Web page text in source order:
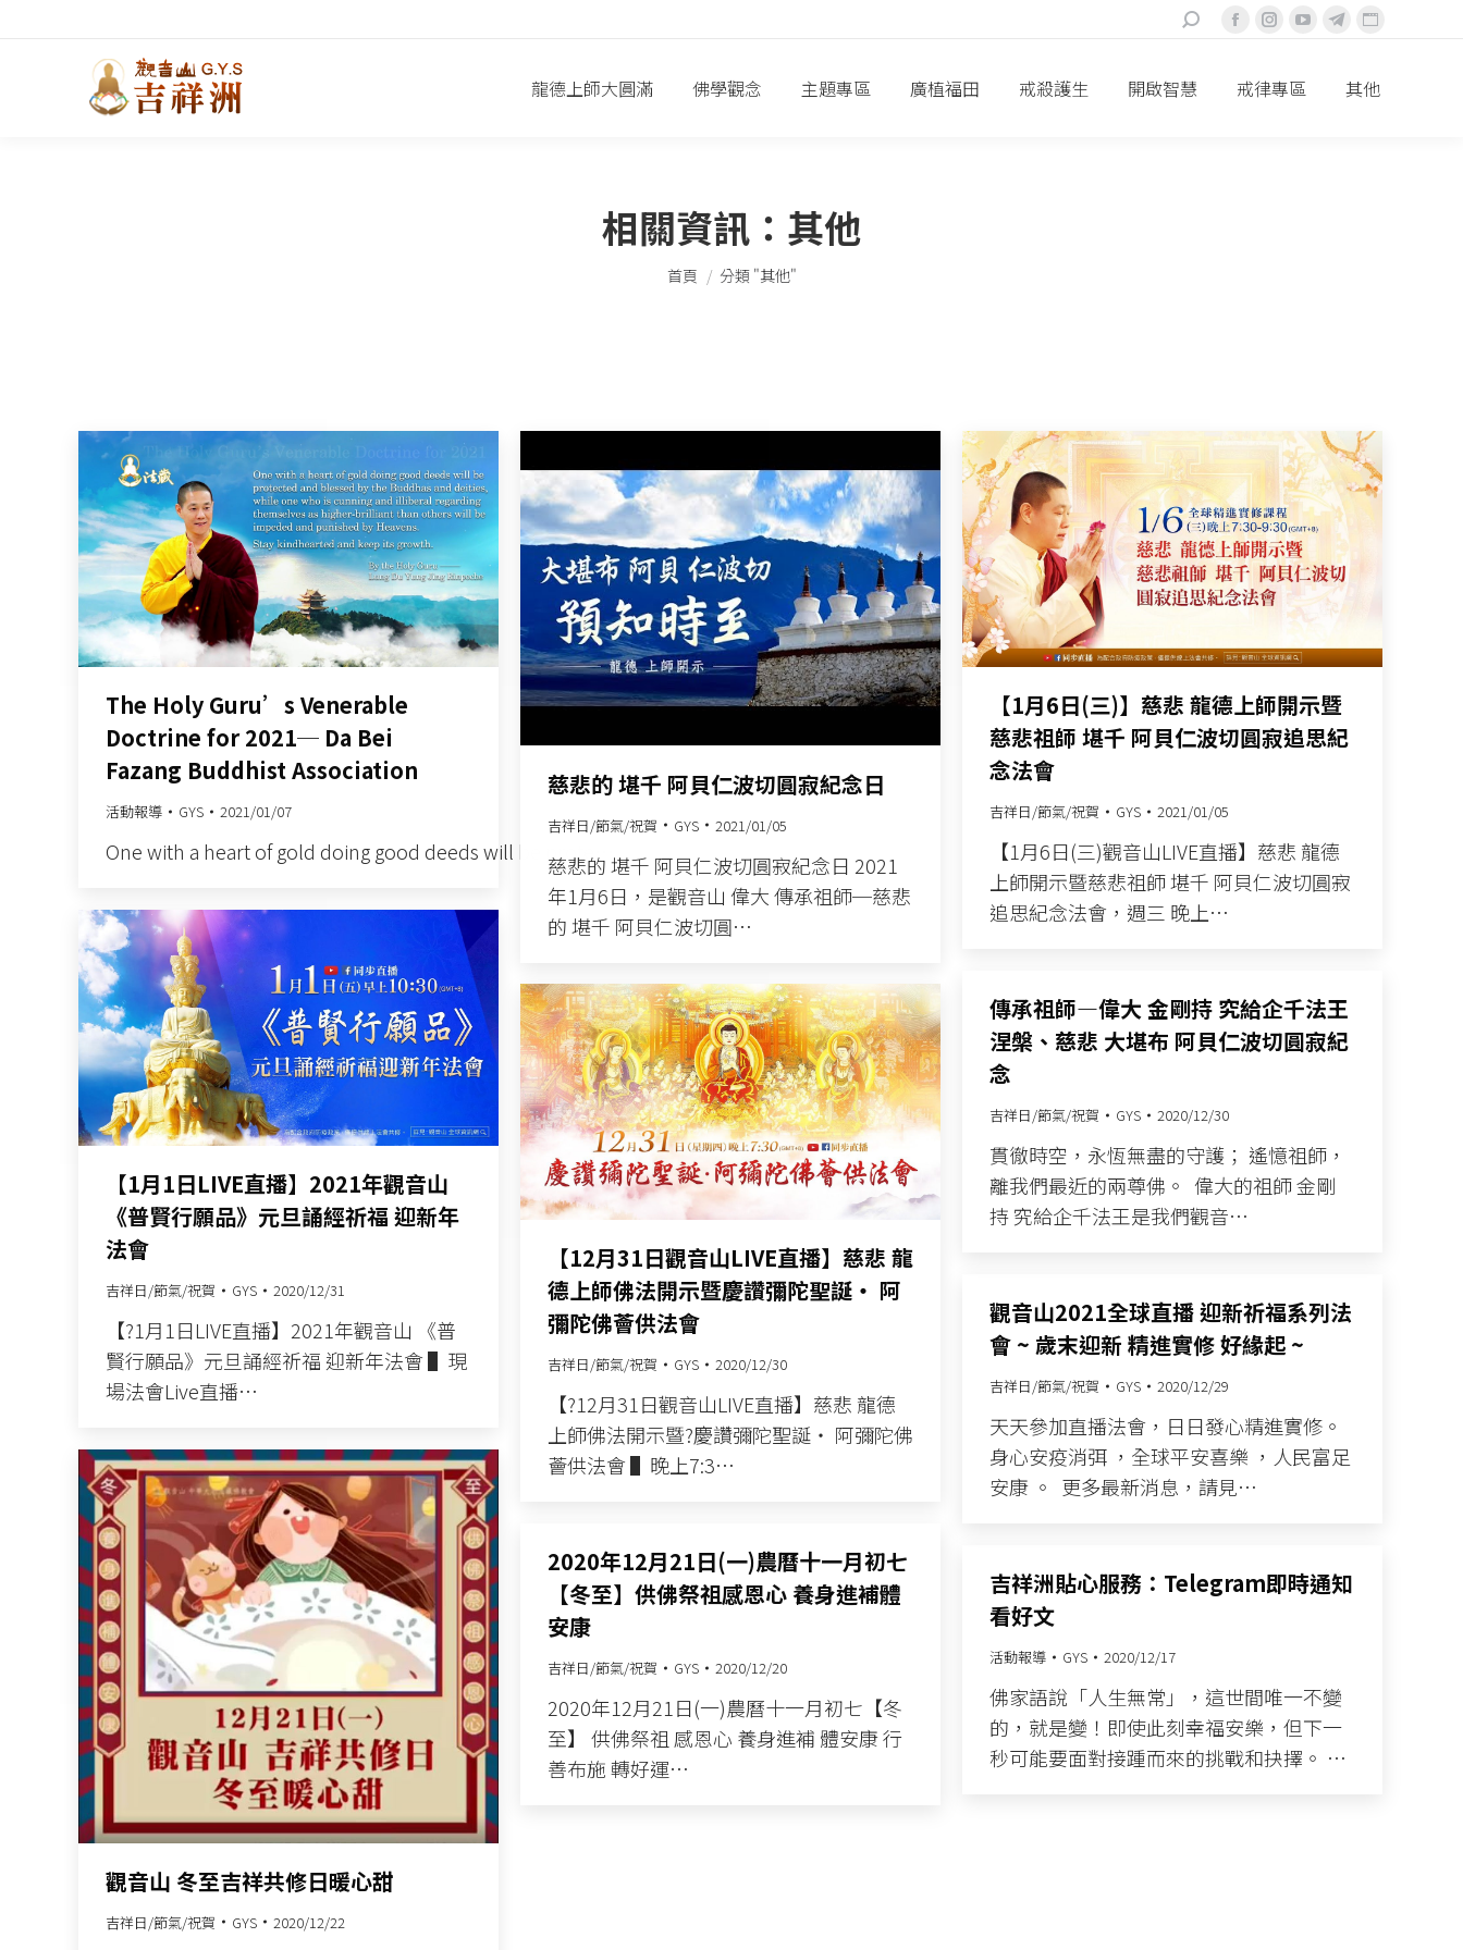
搜
Facebook
面
Instagram
面
YouTube
面
Telegram
面
Website
面
龍德上師大圓滿 佛學觀念 主題專區 廣植福田 戒殺護生 開啟智慧 戒律專區 其他
相關資訊： 其他
您在這裡：
首頁 分類 "其他"
The Holy Guru’s Venerable
Doctrine for 2021─ Da Bei
Fazang Buddhist Association
活動報導 GYS 2021/01/07
One with a heart of gold doing good deeds will be prote…
慈悲的 堪千 阿貝仁波切圓寂紀念日
吉祥日/節氣/祝賀 GYS 2021/01/05
慈悲的 堪千 阿貝仁波切圓寂紀念日​ 2021
年1月6日，是觀音山 偉大 傳承祖師─慈悲
的 堪千 阿貝仁波切圓…
【1月6日(三)】慈悲 龍德上師開示暨
慈悲祖師 堪千 阿貝仁波切圓寂追思紀
念法會
吉祥日/節氣/祝賀 GYS 2021/01/05
【1月6日(三)觀音山LIVE直播】慈悲 龍德
上師開示暨慈悲祖師 堪千 阿貝仁波切圓寂
追思紀念法會，週三 晚上…
【1月1日LIVE直播】2021年觀音山
《普賢行願品》元旦誦經祈福 迎新年
法會
吉祥日/節氣/祝賀 GYS 2020/12/31
【?1月1日LIVE直播】2021年觀音山 《普
賢行願品》元旦誦經祈福 迎新年法會​ ▌現
場法會Live直播​…
傳承祖師—偉大 金剛持 究給企千法王
涅槃、慈悲 大堪布 阿貝仁波切圓寂紀
念
吉祥日/節氣/祝賀 GYS 2020/12/30
貫徹時空，永恆無盡的守護；​ 遙憶祖師，
離我們最近的兩尊佛。​ ​ 偉大的祖師 金剛
持 究給企千法王是我們觀音…
【12月31日觀音山LIVE直播】慈悲 龍
德上師佛法開示暨慶讚彌陀聖誕‧ 阿
彌陀佛薈供法會
吉祥日/節氣/祝賀 GYS 2020/12/30
【?12月31日觀音山LIVE直播】慈悲 龍德
上師佛法開示暨?慶讚彌陀聖誕‧ 阿彌陀佛
薈供法會​ ▌晚上7:3…
觀音山2021全球直播 迎新祈福系列法
會 ~ 歲末迎新 精進實修 好緣起 ~
吉祥日/節氣/祝賀 GYS 2020/12/29
天天參加直播法會，日日發心精進實修。
身心安疫消弭 ，全球平安喜樂 ，人民富足
安康 。 ​ 更多最新消息，請見…
觀音山 冬至吉祥共修日暖心甜
吉祥日/節氣/祝賀 GYS 2020/12/22
2020年12月21日(一)農曆十一月初七
【冬至】供佛祭祖感恩心 養身進補體
安康
吉祥日/節氣/祝賀 GYS 2020/12/20
2020年12月21日(一)農曆十一月初七【冬
至】​ 供佛祭祖 感恩心​ 養身進補 體安康​ 行
善布施 轉好運…
吉祥洲貼心服務：Telegram即時通知
看好文
活動報導 GYS 2020/12/17
佛家語說「人生無常」，這世間唯一不變
的，就是變！即使此刻幸福安樂，但下一
秒可能要面對接踵而來的挑戰和抉擇。​ …